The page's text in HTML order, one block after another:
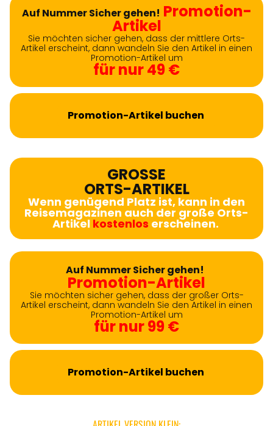
Auf Nummer Sicher gehen! Promotion-
Artikel
Sie möchten sicher gehen, dass der mittlere Orts-
Artikel erscheint, dann wandeln Sie den Artikel in einen
Promotion-Artikel um
für nur 49 €
Promotion-Artikel buchen
GROSSE
ORTS-ARTIKEL
Wenn genügend Platz ist, kann in den
Reisemagazinen auch der große Orts-
Artikel kostenlos erscheinen.
Auf Nummer Sicher gehen!
Promotion-Artikel
Sie möchten sicher gehen, dass der großer Orts-
Artikel erscheint, dann wandeln Sie den Artikel in einen
Promotion-Artikel um
für nur 99 €
Promotion-Artikel buchen